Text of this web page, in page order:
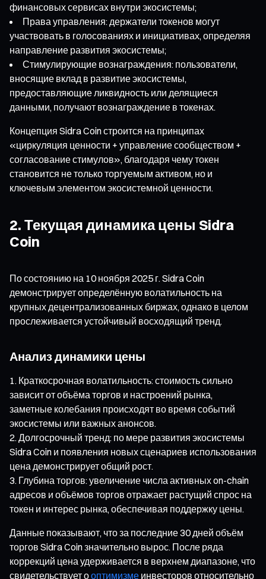
финансовых сервисах внутри экосистемы;
Права управления: держатели токенов могут
участвовать в голосованиях и инициативах, определяя
направление развития экосистемы;
Стимулирующие вознаграждения: пользователи,
вносящие вклад в развитие экосистемы,
предоставляющие ликвидность или делящиеся
данными, получают вознаграждение в токенах.
Концепция Sidra Coin строится на принципах
«циркуляция ценности + управление сообществом +
согласование стимулов», благодаря чему токен
становится не только торгуемым активом, но и
ключевым элементом экосистемной ценности.
2. Текущая динамика цены Sidra
Coin
По состоянию на 10 ноября 2025 г. Sidra Coin
демонстрирует определённую волатильность на
крупных децентрализованных биржах, однако в целом
прослеживается устойчивый восходящий тренд.
Анализ динамики цены
Краткосрочная волатильность: стоимость сильно
зависит от объёма торгов и настроений рынка,
заметные колебания происходят во время событий
экосистемы или важных анонсов.
Долгосрочный тренд: по мере развития экосистемы
Sidra Coin и появления новых сценариев использования
цена демонстрирует общий рост.
Глубина торгов: увеличение числа активных on-chain
адресов и объёмов торгов отражает растущий спрос на
токен и интерес рынка, обеспечивая поддержку цены.
Данные показывают, что за последние 30 дней объём
торгов Sidra Coin значительно вырос. После ряда
коррекций цена удерживается в верхнем диапазоне, что
свидетельствует ооптимизме инвесторов относительно